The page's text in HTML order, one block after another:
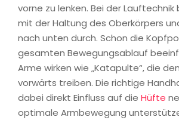
vorne zu lenken. Bei der
mit der Haltung des Oberkörpers
nach unten durch. Schon die
gesamten Bewegungsablauf
Arme wirken wie „Katapulte“, die
vorwärts treiben. Die richtige
dabei direkt Einfluss auf die Hüfte
optimale Armbewegung